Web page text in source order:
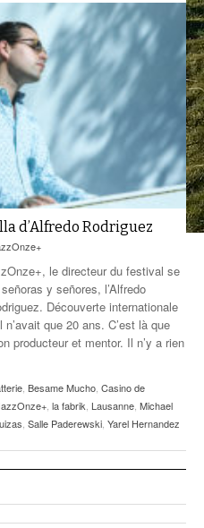
d’Alfredo Rodriguez
le directeur du festival se
y señores, l’Alfredo
Découverte internationale
que 20 ans. C’est là que
producteur et mentor. Il n’y a rien
Besame Mucho Casino de
la fabrik Lausanne Michael
Salle Paderewski Yarel Hernandez